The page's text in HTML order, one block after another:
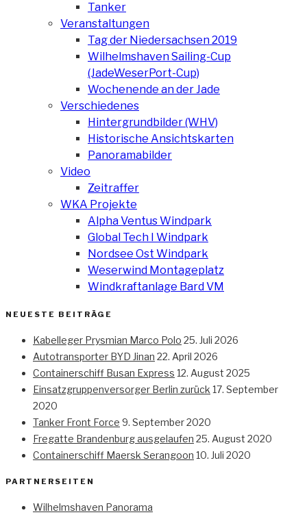
Tanker
Veranstaltungen
Tag der Niedersachsen 2019
Wilhelmshaven Sailing-Cup
(JadeWeserPort-Cup)
Wochenende an der Jade
Verschiedenes
Hintergrundbilder (WHV)
Historische Ansichtskarten
Panoramabilder
Video
Zeitraffer
WKA Projekte
Alpha Ventus Windpark
Global Tech I Windpark
Nordsee Ost Windpark
Weserwind Montageplatz
Windkraftanlage Bard VM
NEUESTE BEITRÄGE
Kabelleger Prysmian Marco Polo 25. Juli 2026
Autotransporter BYD Jinan 22. April 2026
Containerschiff Busan Express 12. August 2025
Einsatzgruppenversorger Berlin zurück 17. September
2020
Tanker Front Force 9. September 2020
Fregatte Brandenburg ausgelaufen 25. August 2020
Containerschiff Maersk Serangoon 10. Juli 2020
PARTNERSEITEN
Wilhelmshaven Panorama